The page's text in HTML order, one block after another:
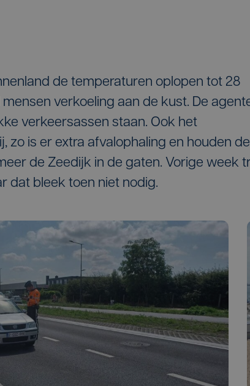
de temperaturen oplopen tot 28
verkoeling aan de kust. De
verkeersassen staan. Ook het
zo is er extra afvalophaling en houden de
de Zeedijk in de gaten. Vorige week
dat bleek toen niet nodig.